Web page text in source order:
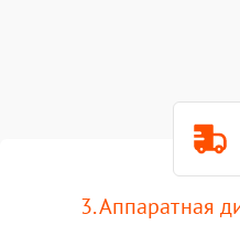
3. Аппаратная